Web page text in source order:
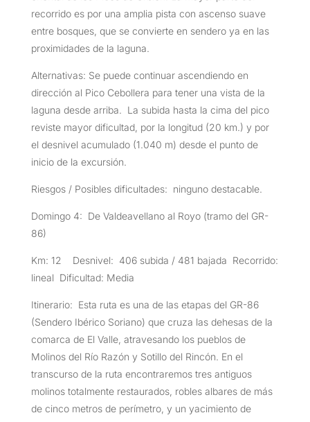
recorrido es por una amplia pista con ascenso suave
entre bosques, que se convierte en sendero ya en las
proximidades de la laguna.
Alternativas: Se puede continuar ascendiendo en
dirección al Pico Cebollera para tener una vista de la
laguna desde arriba. La subida hasta la cima del pico
reviste mayor dificultad, por la longitud (20 km.) y por
el desnivel acumulado (1.040 m) desde el punto de
inicio de la excursión.
Riesgos / Posibles dificultades: ninguno destacable.
Domingo 4: De Valdeavellano al Royo (tramo del GR-
86)
Km: 12 Desnivel: 406 subida / 481 bajada Recorrido:
lineal Dificultad: Media
Itinerario: Esta ruta es una de las etapas del GR-86
(Sendero Ibérico Soriano) que cruza las dehesas de la
comarca de El Valle, atravesando los pueblos de
Molinos del Río Razón y Sotillo del Rincón. En el
transcurso de la ruta encontraremos tres antiguos
molinos totalmente restaurados, robles albares de más
de cinco metros de perímetro, y un yacimiento de